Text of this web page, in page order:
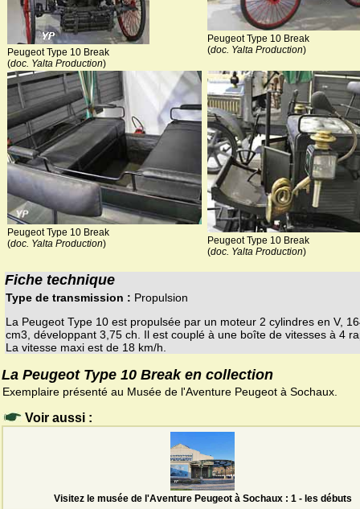
Peugeot Type 10 Break
(doc. Yalta Production)
Peugeot Type 10 Break
(doc. Yalta Production)
Peugeot Type 10 Break
(doc. Yalta Production)
Peugeot Type 10 Break
(doc. Yalta Production)
Fiche technique
Type de transmission : Propulsion
La Peugeot Type 10 est propulsée par un moteur 2 cylindres en V,
cm3, développant 3,75 ch. Il est couplé à une boîte de vitesses à 4
La vitesse maxi est de 18 km/h.
La Peugeot Type 10 Break en collection
Exemplaire présenté au Musée de l'Aventure Peugeot à Sochaux.
Voir aussi :
Visitez le musée de l'Aventure Peugeot à Sochaux : 1 - les débuts